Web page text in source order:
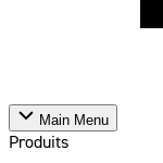
Main Menu
Produits